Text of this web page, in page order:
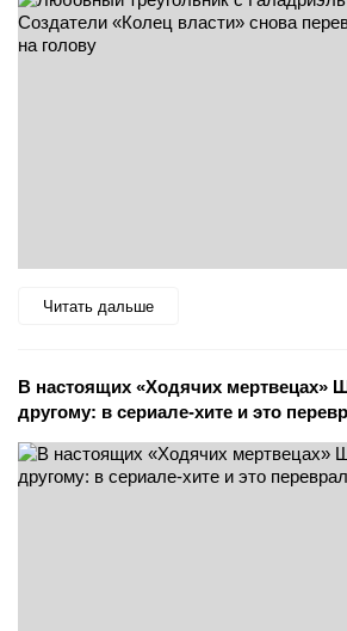
Читать дальше
В настоящих «Ходячих мертвецах»
другому: в сериале-хите и это